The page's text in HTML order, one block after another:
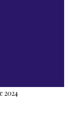
2024